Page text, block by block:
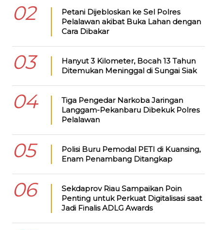
02
Petani Dijebloskan ke Sel Polres
Pelalawan akibat Buka Lahan dengan
Cara Dibakar
03
Hanyut 3 Kilometer, Bocah 13 Tahun
Ditemukan Meninggal di Sungai Siak
04
Tiga Pengedar Narkoba Jaringan
Langgam-Pekanbaru Dibekuk Polres
Pelalawan
05
Polisi Buru Pemodal PETI di Kuansing,
Enam Penambang Ditangkap
06
Sekdaprov Riau Sampaikan Poin
Penting untuk Perkuat Digitalisasi saat
Jadi Finalis ADLG Awards